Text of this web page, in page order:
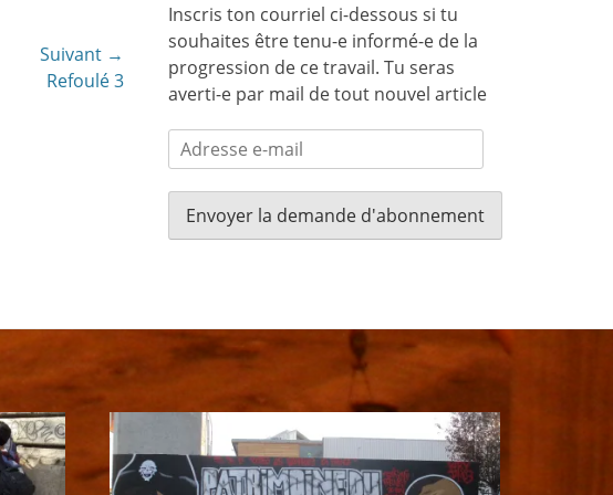
Suivant →
Refoulé 3
Inscris ton courriel ci-dessous si tu
souhaites être tenu-e informé-e de la
progression de ce travail. Tu seras
averti-e par mail de tout nouvel article
Adresse
e-
mail